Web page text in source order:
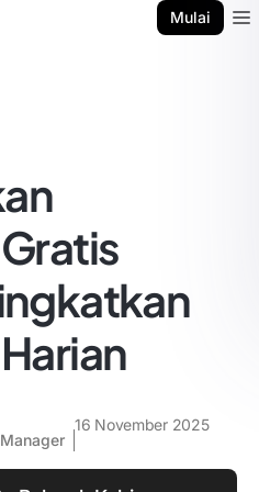
Mulai
16 November 2025